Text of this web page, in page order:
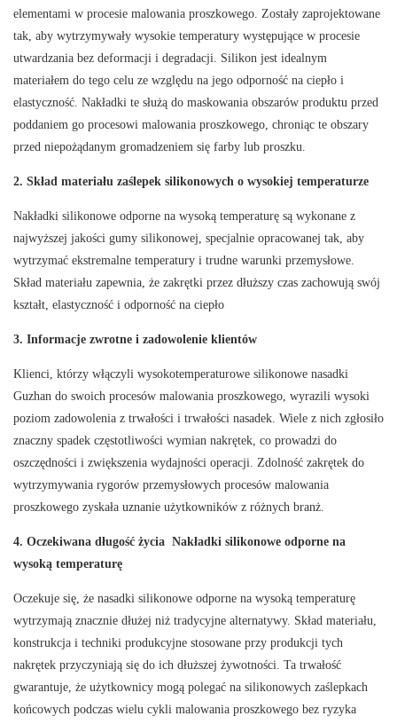
elementami w procesie malowania proszkowego. Zostały zaprojektowane
tak, aby wytrzymywały wysokie temperatury występujące w procesie
utwardzania bez deformacji i degradacji. Silikon jest idealnym
materiałem do tego celu ze względu na jego odporność na ciepło i
elastyczność. Nakładki te służą do maskowania obszarów produktu przed
poddaniem go procesowi malowania proszkowego, chroniąc te obszary
przed niepożądanym gromadzeniem się farby lub proszku.
2. Skład materiału zaślepek silikonowych o wysokiej temperaturze
Nakładki silikonowe odporne na wysoką temperaturę są wykonane z
najwyższej jakości gumy silikonowej, specjalnie opracowanej tak, aby
wytrzymać ekstremalne temperatury i trudne warunki przemysłowe.
Skład materiału zapewnia, że ​​zakrętki przez dłuższy czas zachowują swój
kształt, elastyczność i odporność na ciepło
3. Informacje zwrotne i zadowolenie klientów
Klienci, którzy włączyli wysokotemperaturowe silikonowe nasadki
Guzhan do swoich procesów malowania proszkowego, wyrazili wysoki
poziom zadowolenia z trwałości i trwałości nasadek. Wiele z nich zgłosiło
znaczny spadek częstotliwości wymian nakrętek, co prowadzi do
oszczędności i zwiększenia wydajności operacji. Zdolność zakrętek do
wytrzymywania rygorów przemysłowych procesów malowania
proszkowego zyskała uznanie użytkowników z różnych branż.
4. Oczekiwana długość życia Nakładki silikonowe odporne na
wysoką temperaturę
Oczekuje się, że nasadki silikonowe odporne na wysoką temperaturę
wytrzymają znacznie dłużej niż tradycyjne alternatywy. Skład materiału,
konstrukcja i techniki produkcyjne stosowane przy produkcji tych
nakrętek przyczyniają się do ich dłuższej żywotności. Ta trwałość
gwarantuje, że użytkownicy mogą polegać na silikonowych zaślepkach
końcowych podczas wielu cykli malowania proszkowego bez ryzyka